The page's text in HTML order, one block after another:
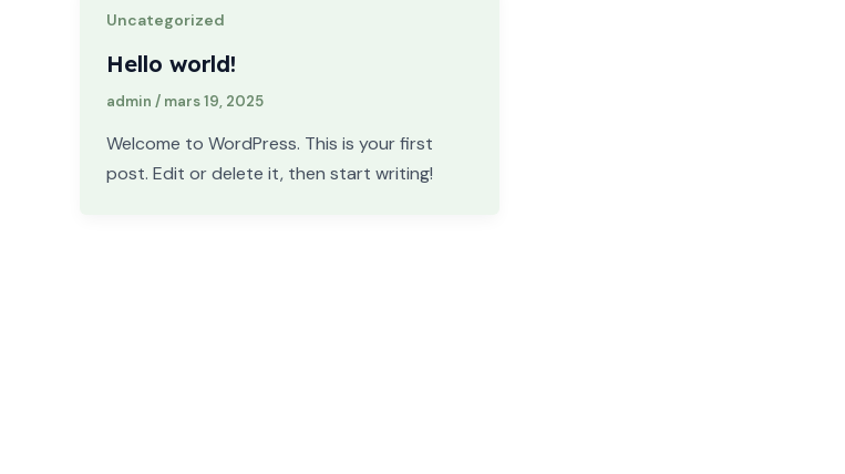
Uncategorized
Hello world!
admin / mars 19, 2025
Welcome to WordPress. This is your first
post. Edit or delete it, then start writing!